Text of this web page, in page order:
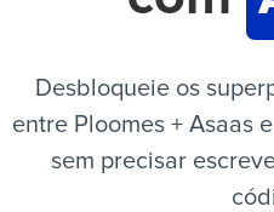
Desbloqueie os
entre Ploomes + Asaas
sem precisar